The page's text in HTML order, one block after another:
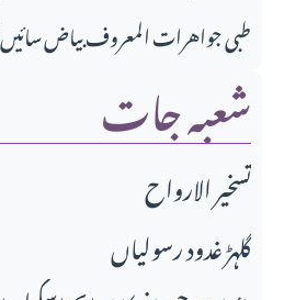
طبی جواهرات المعروف بیاض
شعبہ جات
تسخير الارواح
گلہڑ غدود رسولیاں